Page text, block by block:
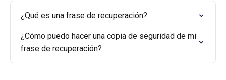
¿Qué es una frase de recuperación?
¿Cómo puedo hacer una copia de seguridad de mi
frase de recuperación?